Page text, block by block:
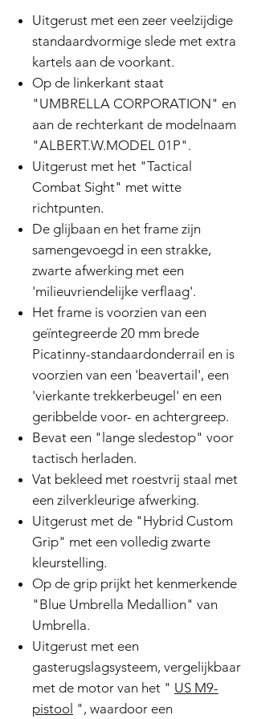
Uitgerust met een zeer veelzijdige
standaardvormige slede met extra
kartels aan de voorkant.
Op de linkerkant staat
"UMBRELLA CORPORATION" en
aan de rechterkant de modelnaam
"ALBERT.W.MODEL 01P".
Uitgerust met het "Tactical
Combat Sight" met witte
richtpunten.
De glijbaan en het frame zijn
samengevoegd in een strakke,
zwarte afwerking met een
'milieuvriendelijke verflaag'.
Het frame is voorzien van een
geïntegreerde 20 mm brede
Picatinny-standaardonderrail en is
voorzien van een 'beavertail', een
'vierkante trekkerbeugel' en een
geribbelde voor- en achtergreep.
Bevat een "lange sledestop" voor
tactisch herladen.
Vat bekleed met roestvrij staal met
een zilverkleurige afwerking.
Uitgerust met de "Hybrid Custom
Grip" met een volledig zwarte
kleurstelling.
Op de grip prijkt het kenmerkende
"Blue Umbrella Medallion" van
Umbrella.
Uitgerust met een
gasterugslagsysteem, vergelijkbaar
met de motor van het " US M9-
pistool ", waardoor een